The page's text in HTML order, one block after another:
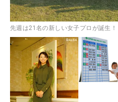
先週は21名の新しい女子プロが誕生！